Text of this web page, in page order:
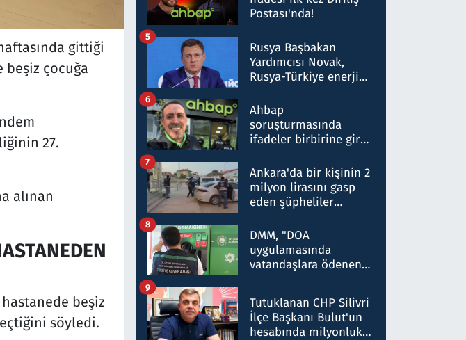
gittiği
beşiz çocuğa
27.
alınan
beşiz
söyledi.
Postası'nda!
Rusya Başbakan
Yardımcısı Novak,
Rusya-Türkiye enerji
nitelikte olduğunu
belirtti
5
Ahbap
soruşturmasında
ifadeler birbirine girdi:
ifadelerinden ortaya
çıkan tablo şok etti
6
Ankara'da bir kişinin 2
milyon lirasını gasp
eden şüpheliler
7
DMM, "DOA
uygulamasında
vatandaşlara ödenen
düşürüldüğü" iddiasını
yalanladı
8
Tutuklanan CHP Silivri
İlçe Başkanı Bulut'un
hesabında milyonluk
9